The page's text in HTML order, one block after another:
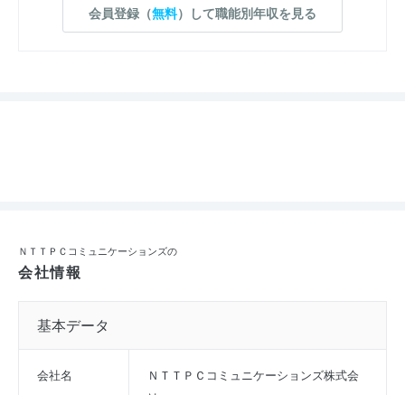
会員登録（無料）して職能別年収を見る
ＮＴＴＰＣコミュニケーションズの
会社情報
基本データ
会社名
ＮＴＴＰＣコミュニケーションズ株式会